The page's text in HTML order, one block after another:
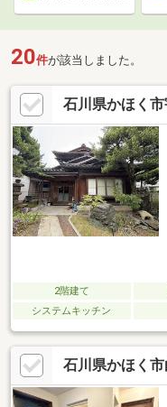
20件が該当しました。
石川県かほく
2階建て
システムキッチン
石川県かほく